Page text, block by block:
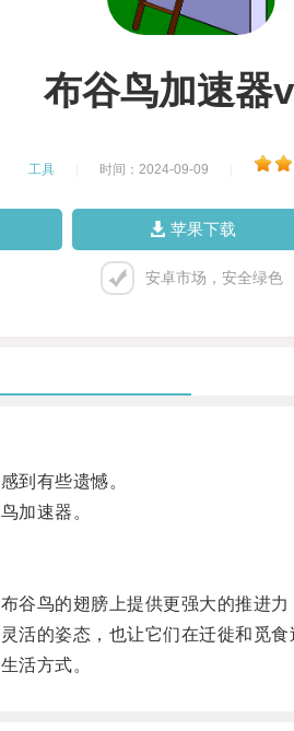
布谷鸟加速器
工具 时间：2024-09-09
苹果下载
安卓市场，安全绿色
到有些遗憾。
加速器。
鸟的翅膀上提供更强大的推进力
的姿态，也让它们在迁徙和觅食
活方式。